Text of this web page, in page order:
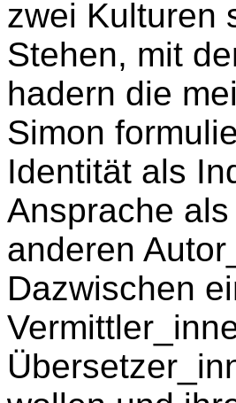
zwei Kulturen
Stehen, mit
hadern die
Simon
Identität als
Ansprache
anderen
Dazwischen